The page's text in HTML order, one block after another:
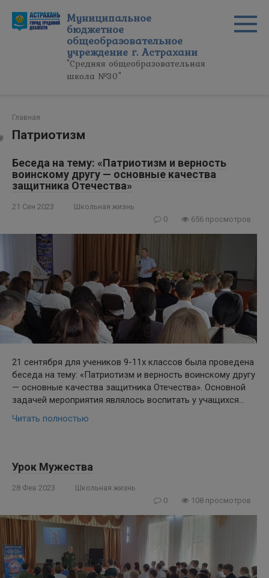
контенту
Муниципальное
бюджетное
общеобразовательное
учреждение г. Астрахани
"Средняя общеобразовательная
школа №30"
Главная
Патриотизм
Беседа на тему: «Патриотизм и верность
воинскому другу — основные качества
защитника Отечества»
21 Сен 2023
Школьная жизнь
0
656 просмотров
21 сентября для учеников 9-11х классов была проведена
беседа на тему: «Патриотизм и верность воинскому другу
— основные качества защитника Отечества». Основной
задачей мероприятия являлось воспитать у учащихся…
Читать полностью
Урок Мужества
28 Фев 2023
Школьная жизнь
0
108 просмотров